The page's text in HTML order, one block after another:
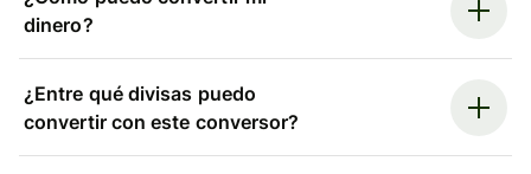
dinero?
¿Entre qué divisas puedo
convertir con este conversor?